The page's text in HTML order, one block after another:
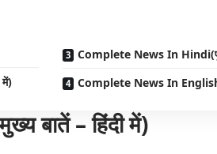
Complete News In
Complete News In
बातें – हिंदी में)